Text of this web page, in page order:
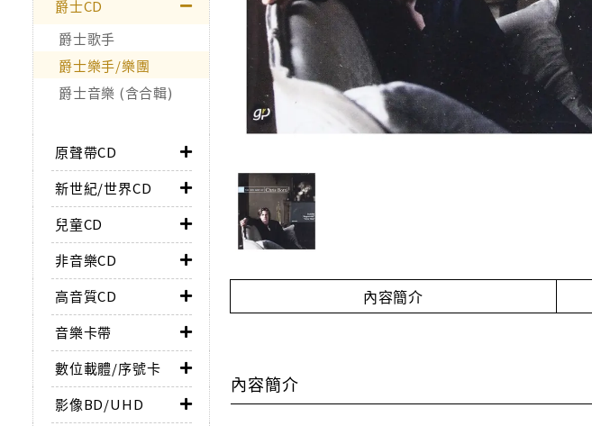
爵士CD
爵士歌手
爵士樂手/樂團
爵士音樂 (含合輯)
原聲帶CD
新世紀/世界CD
兒童CD
非音樂CD
高音質CD
音樂卡帶
數位載體/序號卡
影像BD/UHD
內容簡介
內容簡介